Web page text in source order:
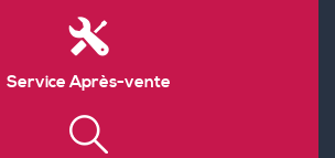
Service Après-vente